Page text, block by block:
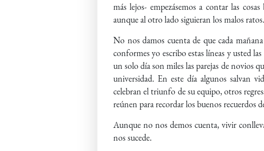
más lejos- empezásemos a contar las
aunque al otro lado siguieran los malos ratos.
No nos damos cuenta de que cada
conformes yo escribo estas líneas y usted
un solo día son miles las parejas de novios
universidad. En este día algunos salvan
celebran el triunfo de su equipo, otros
reúnen para recordar los buenos recuerdos
Aunque no nos demos cuenta, vivir
nos sucede.